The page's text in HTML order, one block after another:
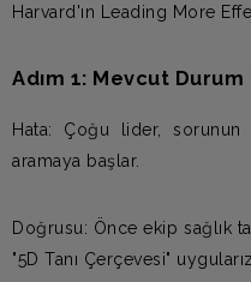
Harvard'ın Leading More
Adım 1: Mevcut Durum
Hata: Çoğu lider,
aramaya başlar.
Doğrusu: Önce ekip sağlık
"5D Tanı Çerçevesi"